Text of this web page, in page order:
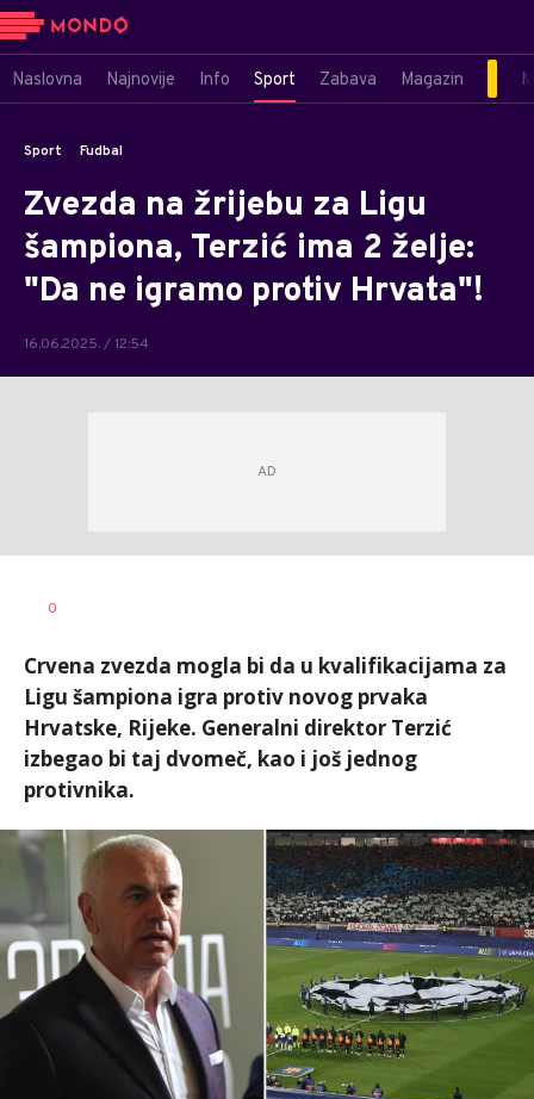
Naslovna Najnovije Info Sport Zabava Magazin
Sport Fudbal
Zvezda na žrijebu za Ligu
šampiona, Terzić ima 2 želje:
"Da ne igramo protiv Hrvata"!
16.06.2025. / 12:54
AUTORI
Ninković
Stanojčić
0
Crvena zvezda mogla bi da u kvalifikacijama za
Ligu šampiona igra protiv novog prvaka
Hrvatske, Rijeke. Generalni direktor Terzić
izbegao bi taj dvomeč, kao i još jednog
protivnika.